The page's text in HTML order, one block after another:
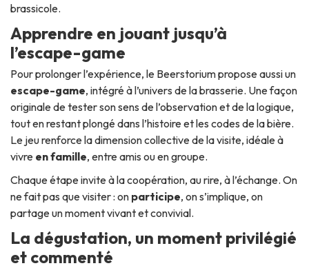
brassicole.
Apprendre en jouant jusqu’à
l’escape-game
Pour prolonger l’expérience, le Beerstorium propose aussi un
escape-game, intégré à l’univers de la brasserie. Une façon
originale de tester son sens de l’observation et de la logique,
tout en restant plongé dans l’histoire et les codes de la bière.
Le jeu renforce la dimension collective de la visite, idéale à
vivre en famille, entre amis ou en groupe.
Chaque étape invite à la coopération, au rire, à l’échange. On
ne fait pas que visiter : on participe, on s’implique, on
partage un moment vivant et convivial.
La dégustation, un moment privilégié
et commenté